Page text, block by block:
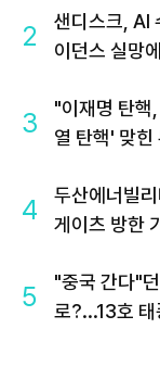
2
샌디스크, AI
이던스 실망
3
"이재명 탄핵
열 탄핵' 맞
4
두산에너빌
게이츠 방한
5
"중국 간다"
로?...13호